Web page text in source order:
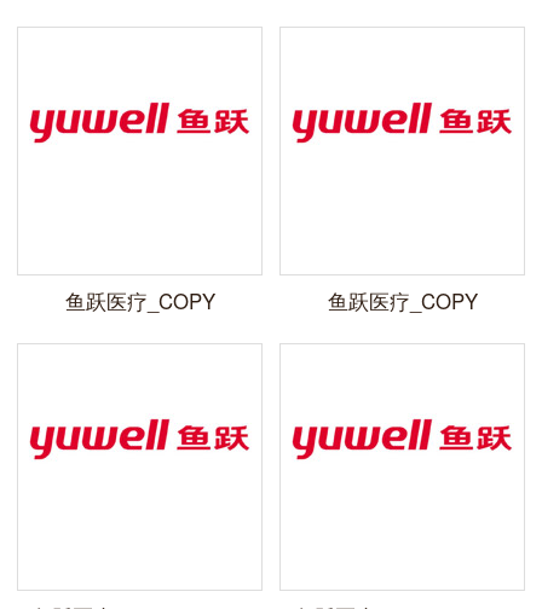
鱼跃医疗_COPY 鱼跃医疗_COPY